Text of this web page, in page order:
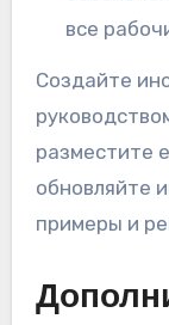
все
Создайте
разместите
обновляйте
примеры и